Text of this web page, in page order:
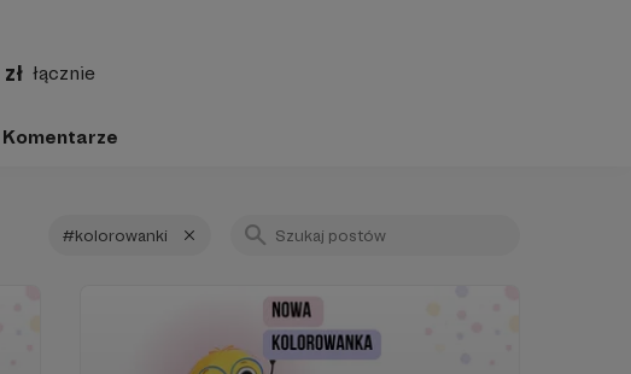
zł łącznie
Komentarze
#kolorowanki